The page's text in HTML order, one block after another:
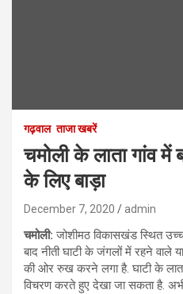
गढ़वाल ताजा खबरें
चमोली के लाता गांव में
के लिए बाड़ा
December 7, 2020 admin
चमोली: जोशीमठ विकासखंड स्थित उच्च
बाद नीती घाटी के जंगलों में रहने वाले
की ओर रुख करने लगा है. घाटी के
विचरण करते हुए देखा जा सकता है.